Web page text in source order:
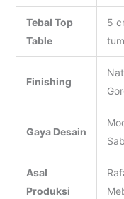
Tebal Top
Table
5
Finishing
Gaya Desain
Asal
Produksi